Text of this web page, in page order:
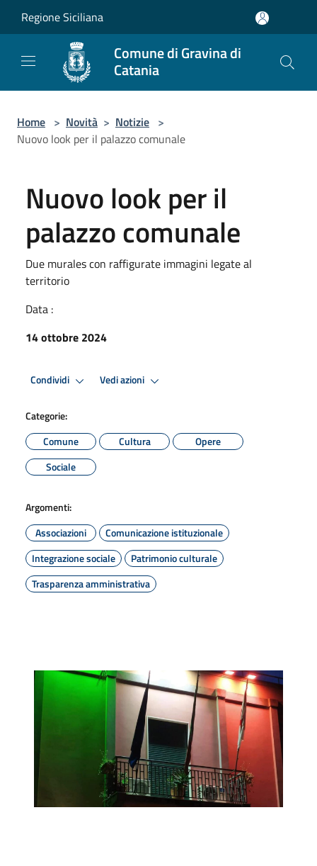
Regione Siciliana
Comune di Gravina di
Catania
Home > Novità > Notizie >
Nuovo look per il palazzo comunale
Nuovo look per il
palazzo comunale
Due murales con raffigurate immagini legate al
territorio
Data :
14 ottobre 2024
Condividi Vedi azioni
Categorie:
Comune
Cultura
Opere
Sociale
Argomenti:
Associazioni
Comunicazione istituzionale
Integrazione sociale
Patrimonio culturale
Trasparenza amministrativa